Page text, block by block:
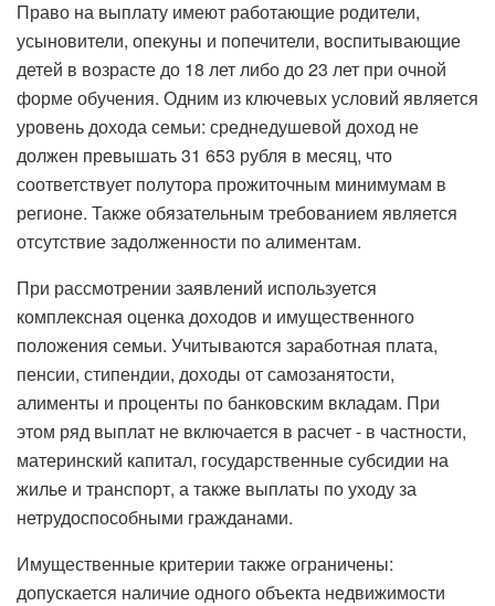
Право на выплату имеют работающие родители,
усыновители, опекуны и попечители, воспитывающие
детей в возрасте до 18 лет либо до 23 лет при очной
форме обучения. Одним из ключевых условий является
уровень дохода семьи: среднедушевой доход не
должен превышать 31 653 рубля в месяц, что
соответствует полутора прожиточным минимумам в
регионе. Также обязательным требованием является
отсутствие задолженности по алиментам.
При рассмотрении заявлений используется
комплексная оценка доходов и имущественного
положения семьи. Учитываются заработная плата,
пенсии, стипендии, доходы от самозанятости,
алименты и проценты по банковским вкладам. При
этом ряд выплат не включается в расчет - в частности,
материнский капитал, государственные субсидии на
жилье и транспорт, а также выплаты по уходу за
нетрудоспособными гражданами.
Имущественные критерии также ограничены:
допускается наличие одного объекта недвижимости